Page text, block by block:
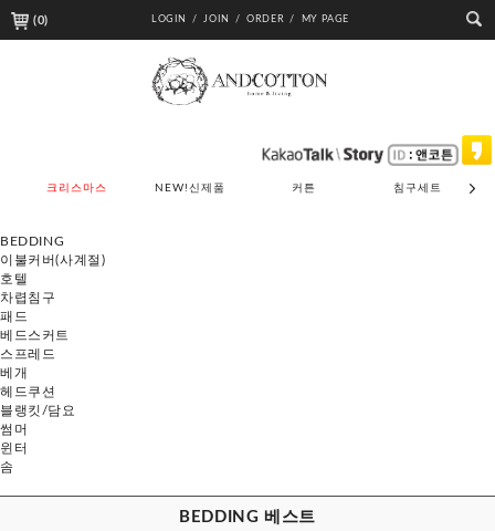
(0) LOGIN / JOIN / ORDER / MY PAGE
크리스마스 NEW!신제품 커튼 침구세트
BEDDING
이불커버(사계절)
호텔
차렵침구
패드
베드스커트
스프레드
베개
헤드쿠션
블랭킷/담요
썸머
윈터
솜
BEDDING 베스트